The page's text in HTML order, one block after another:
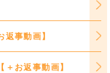
事動画】
お返事動画】